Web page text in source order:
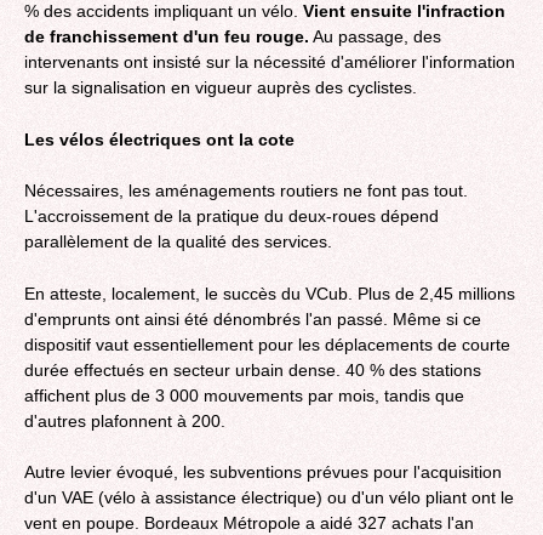
% des accidents impliquant un vélo. Vient ensuite l'infraction
de franchissement d'un feu rouge. Au passage, des
intervenants ont insisté sur la nécessité d'améliorer l'information
sur la signalisation en vigueur auprès des cyclistes.
Les vélos électriques ont la cote
Nécessaires, les aménagements routiers ne font pas tout.
L'accroissement de la pratique du deux-roues dépend
parallèlement de la qualité des services.
En atteste, localement, le succès du VCub. Plus de 2,45 millions
d'emprunts ont ainsi été dénombrés l'an passé. Même si ce
dispositif vaut essentiellement pour les déplacements de courte
durée effectués en secteur urbain dense. 40 % des stations
affichent plus de 3 000 mouvements par mois, tandis que
d'autres plafonnent à 200.
Autre levier évoqué, les subventions prévues pour l'acquisition
d'un VAE (vélo à assistance électrique) ou d'un vélo pliant ont le
vent en poupe. Bordeaux Métropole a aidé 327 achats l'an